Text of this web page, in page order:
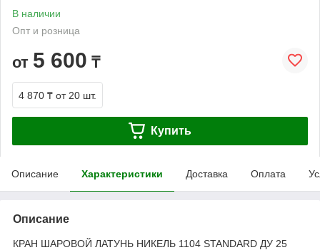
В наличии
Опт и розница
от 5 600 ₸
4 870 ₸ от 20 шт.
Купить
Описание Характеристики Доставка Оплата
Описание
КРАН ШАРОВОЙ ЛАТУНЬ НИКЕЛЬ 1104 STANDARD ДУ 25